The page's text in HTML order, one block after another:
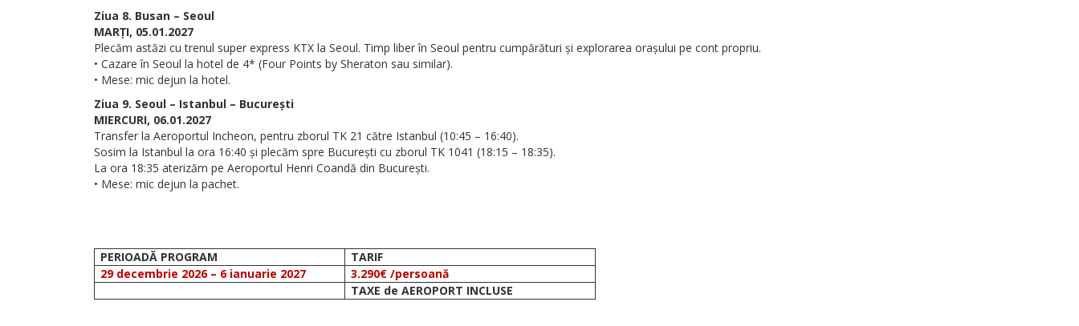
Ziua 8. Busan – Seoul
MARȚI, 05.01.2027
Plecăm astăzi cu trenul super express KTX la Seoul. Timp liber în Seoul pentru cumpărături și explorarea orașului pe cont propriu.
• Cazare în Seoul la hotel de 4* (Four Points by Sheraton sau similar).
• Mese: mic dejun la hotel.
Ziua 9. Seoul – Istanbul – București
MIERCURI, 06.01.2027
Transfer la Aeroportul Incheon, pentru zborul TK 21 către Istanbul (10:45 – 16:40).
Sosim la Istanbul la ora 16:40 și plecăm spre București cu zborul TK 1041 (18:15 – 18:35).
La ora 18:35 aterizăm pe Aeroportul Henri Coandă din București.
• Mese: mic dejun la pachet.
PERIOADĂ PROGRAM
TARIF
29 decembrie 2026 – 6 ianuarie 2027
3.290€ /persoană
TAXE de AEROPORT INCLUSE